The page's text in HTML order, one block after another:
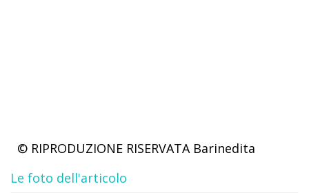
© RIPRODUZIONE RISERVATA Barinedita
Le foto dell'articolo